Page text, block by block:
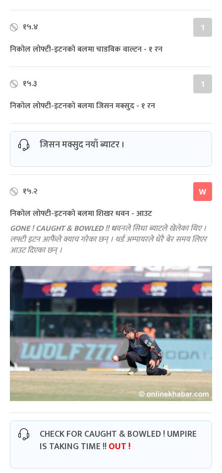
१५.४ 1
निकोल लोफ्टी-इटनको बलमा चाडविक वाल्टन - १ रन
१५.३ 1
निकोल लोफ्टी-इटनको बलमा जिसन मक्सुद - १ रन
जिसन मक्सुद नयाँ ब्याटर ।
१५.२ W
निकोल लोफ्टी-इटनको बलमा शिखर धवन - आउट
GONE ! CAUGHT & BOWLED !! धवनले सिधा ब्याटले खेलेका थिए ।
लफ्टी इटन आफैंले क्याच गरेका छन् । थर्ड अम्पायरले धेरै बेर समय लिएर
आउट दिएका छन् ।
CHECK FOR CAUGHT & BOWLED ! UMPIRE
IS TAKING TIME !!OUT !